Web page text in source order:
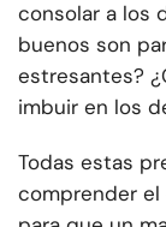
consolar a los
buenos son
estresantes?
imbuir en los
Todas estas
comprender el